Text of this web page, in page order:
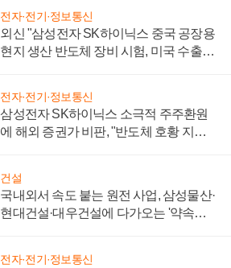
전자·전기·정보통신
외신 "삼성전자 SK하이닉스 중국 공장용
현지 생산 반도체 장비 시험, 미국 수출통
전자·전기·정보통신
삼성전자 SK하이닉스 소극적 주주환원
에 해외 증권가 비판, "반도체 호황 지속
건설
국내외서 속도 붙는 원전 사업, 삼성물산·
현대건설·대우건설에 다가오는 '약속의
전자·전기·정보통신